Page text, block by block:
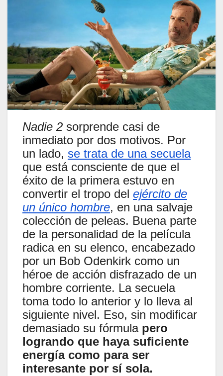
Nadie 2 sorprende casi de
inmediato por dos motivos. Por
un lado, se trata de una secuela
que está consciente de que el
éxito de la primera estuvo en
convertir el tropo del ejército de
un único hombre, en una salvaje
colección de peleas. Buena parte
de la personalidad de la película
radica en su elenco, encabezado
por un Bob Odenkirk como un
héroe de acción disfrazado de un
hombre corriente. La secuela
toma todo lo anterior y lo lleva al
siguiente nivel. Eso, sin modificar
demasiado su fórmula pero
logrando que haya suficiente
energía como para ser
interesante por sí sola.